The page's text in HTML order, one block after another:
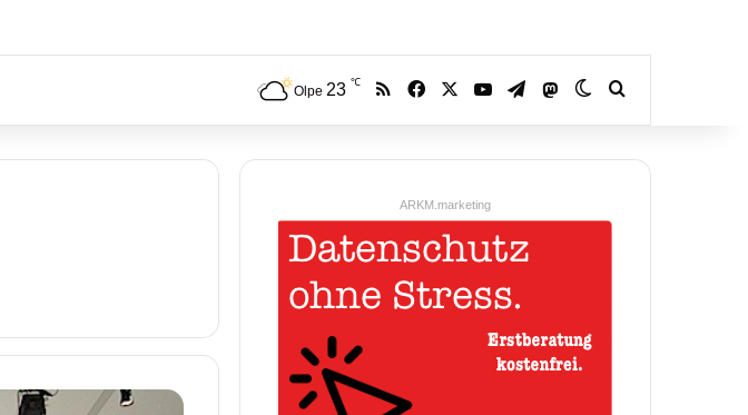
Olpe 23 ℃ RSS Facebook YouTubeTelegramMastodonSkin umschalten
ARKM.marketing